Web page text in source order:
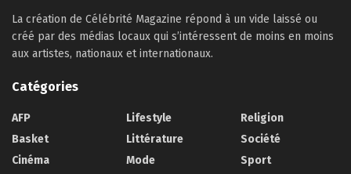
La création de Célébrité Magazine répond à un vide laissé ou
créé par des médias locaux qui s’intéressent de moins en moins
aux artistes, nationaux et internationaux.
Catégories
AFP
Basket
Cinéma
Lifestyle
Littérature
Mode
Religion
Société
Sport